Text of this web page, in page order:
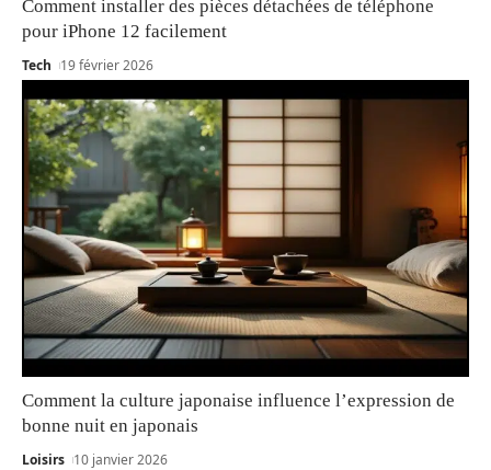
Comment installer des pièces détachées de téléphone
pour iPhone 12 facilement
Tech 19 février 2026
Comment la culture japonaise influence l’expression de
bonne nuit en japonais
Loisirs 10 janvier 2026